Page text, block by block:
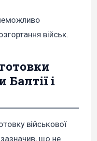
військ.
і
військової
зазначив, що не